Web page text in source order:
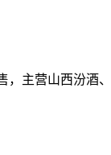
主营山西汾